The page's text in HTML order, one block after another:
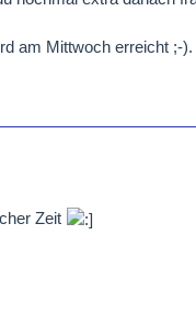
am Mittwoch erreicht ;-).
Zeit